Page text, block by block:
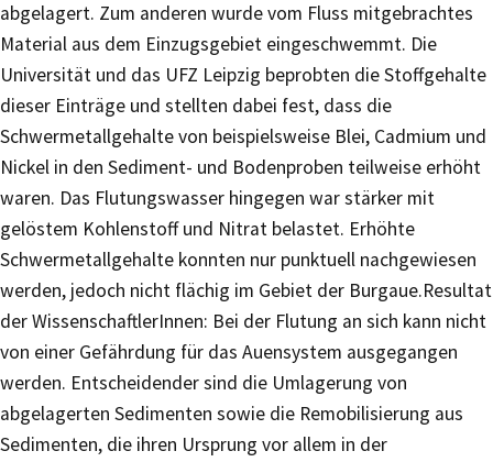
abgelagert. Zum anderen wurde vom Fluss mitgebrachtes
Material aus dem Einzugsgebiet eingeschwemmt. Die
Universität und das UFZ Leipzig beprobten die Stoffgehalte
dieser Einträge und stellten dabei fest, dass die
Schwermetallgehalte von beispielsweise Blei, Cadmium und
Nickel in den Sediment- und Bodenproben teilweise erhöht
waren. Das Flutungswasser hingegen war stärker mit
gelöstem Kohlenstoff und Nitrat belastet. Erhöhte
Schwermetallgehalte konnten nur punktuell nachgewiesen
werden, jedoch nicht flächig im Gebiet der Burgaue.Resultat
der WissenschaftlerInnen: Bei der Flutung an sich kann nicht
von einer Gefährdung für das Auensystem ausgegangen
werden. Entscheidender sind die Umlagerung von
abgelagerten Sedimenten sowie die Remobilisierung aus
Sedimenten, die ihren Ursprung vor allem in der